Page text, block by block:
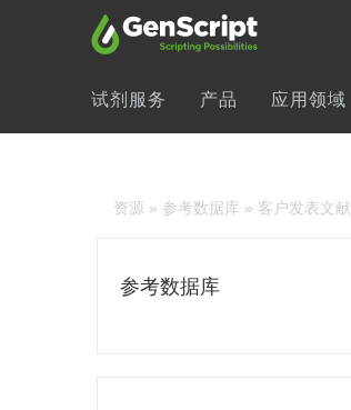
试剂服务 产品 应用领域
资源 » 参考数据库 » 客户发表文献
参考数据库